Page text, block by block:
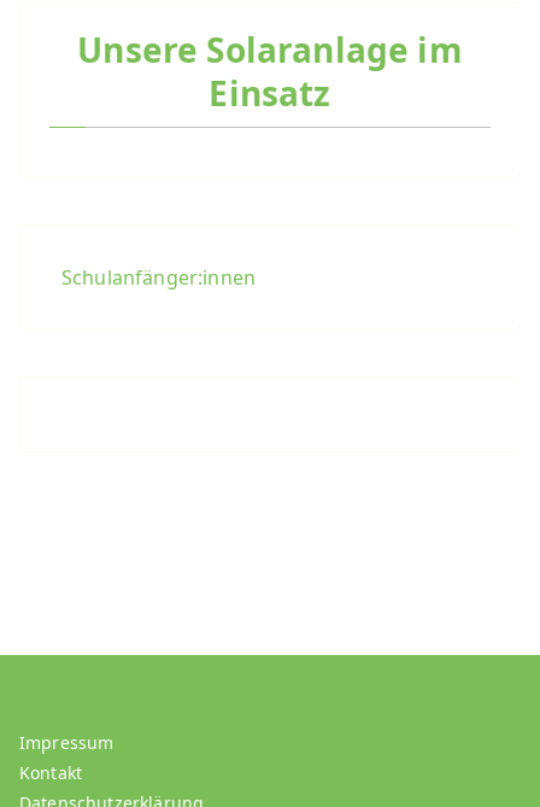
Unsere Solaranlage im
Einsatz
Schulanfänger:innen
Impressum
Kontakt